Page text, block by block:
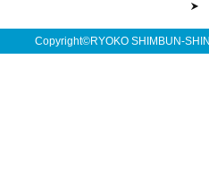
Copyright©RYOKO SHIMBUN-